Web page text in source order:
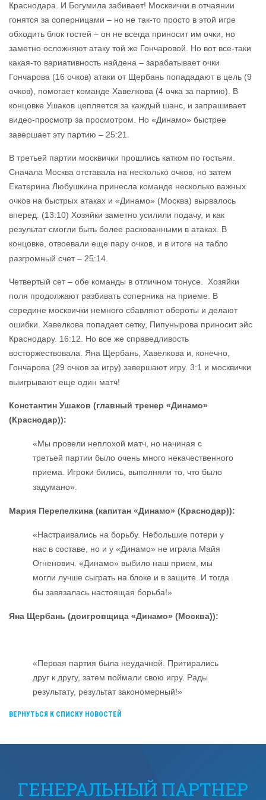
Краснодара. И Богумила забивает! Москвички в отчаянии
гонятся за соперницами – но не так-то просто в этой игре
обходить блок гостей – он не всегда приносит им очки, но
заметно осложняют атаку той же Гончаровой. Но вот все-таки
какая-то вариативность найдена – зарабатывает очки
Гончарова (16 очков) атаки от Щербань попададают в цель (9
очков), помогает команде Хавелкова (4 очка за партию). В
концовке Ушаков цепляется за каждый шанс, и запрашивает
видео-просмотр за просмотром. Но «Динамо» быстрее
завершает эту партию – 25:21.
В третьей партии москвички прошлись катком по гостьям.
Сначала Москва отставала на несколько очков, но затем
Екатерина Любушкина принесла команде несколько важных
очков на быстрых атаках и «Динамо» (Москва) вырвалось
вперед. (13:10) Хозяйки заметно усилили подачу, и как
результат смогли быть более раскованными в атаках. В
концовке, отвоевали еще пару очков, и в итоге на табло
разгромный счет – 25:14.
Четвертый сет – обе команды в отличном тонусе. Хозяйки
поля продолжают разбивать соперника на приеме. В
середине москвички немного сбавляют обороты и делают
ошибки. Хавелкова попадает сетку, Пипунырова приносит эйс
Краснодару. 16:12. Но все же справедливость
восторжествовала. Яна Щербань, Хавелкова и, конечно,
Гончарова (29 очков за игру) завершают игру. 3:1 и москвички
выигрывают еще один матч!
Константин Ушаков (главный тренер «Динамо»
(Краснодар)):
«Мы провели неплохой матч, но начиная с
третьей партии было очень много некачественного
приема. Игроки бились, выполняли то, что было
задумано».
Мария Перепелкина (капитан «Динамо» (Краснодар)):
«Настраивались на борьбу. Небольшие потери у
нас в составе, но и у «Динамо» не играла Майя
Огненович. «Динамо» выбило наш прием, мы
могли лучше сыграть на блоке и в защите. И тогда
бы завязалась настоящая борьба!»
Яна Щербань (доигровщица «Динамо» (Москва)):
«Первая партия была неудачной. Притирались
друг к другу, затем поймали свою игру. Рады
результату, результат закономерный!»
ВЕРНУТЬСЯ К СПИСКУ НОВОСТЕЙ
ГЕНЕРАЛЬНЫЙ ПАРТНЕР